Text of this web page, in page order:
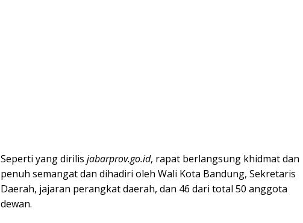
Seperti yang dirilis jabarprov.go.id, rapat berlangsung khidmat dan
penuh semangat dan dihadiri oleh Wali Kota Bandung, Sekretaris
Daerah, jajaran perangkat daerah, dan 46 dari total 50 anggota
dewan.